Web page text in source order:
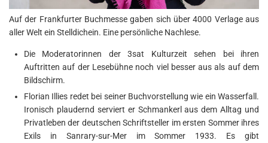
Auf der Frankfurter Buchmesse gaben sich über 4000 Verlage aus
aller Welt ein Stelldichein. Eine persönliche Nachlese.
Die Moderatorinnen der 3sat Kulturzeit sehen bei ihren
Auftritten auf der Lesebühne noch viel besser aus als auf dem
Bildschirm.
Florian Illies redet bei seiner Buchvorstellung wie ein Wasserfall.
Ironisch plaudernd serviert er Schmankerl aus dem Alltag und
Privatleben der deutschen Schriftsteller im ersten Sommer ihres
Exils in Sanrary-sur-Mer im Sommer 1933. Es gibt